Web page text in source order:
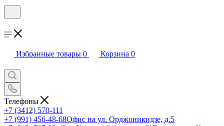
Избранные товары 0 Корзина 0
Телефоны
+7 (3412) 570-111
+7 (991) 456-48-68Офис на ул. Орджоникидзе, д.5